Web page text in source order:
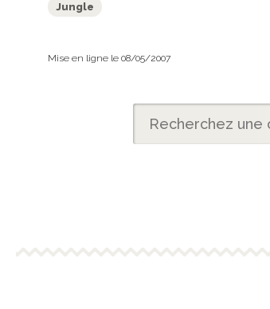
Jungle
Mise en ligne le 08/05/2007